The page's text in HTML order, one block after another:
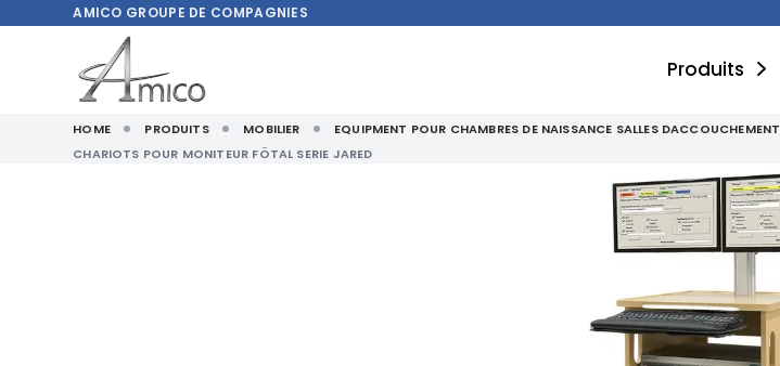
AMICO GROUPE DE COMPAGNIES
Produits
HOME PRODUITS MOBILIER EQUIPMENT POUR CHAMBRES DE NAISSANCE SALLES DACCOUCHEMENT
CHARIOTS POUR MONITEUR FÖTAL SERIE JARED